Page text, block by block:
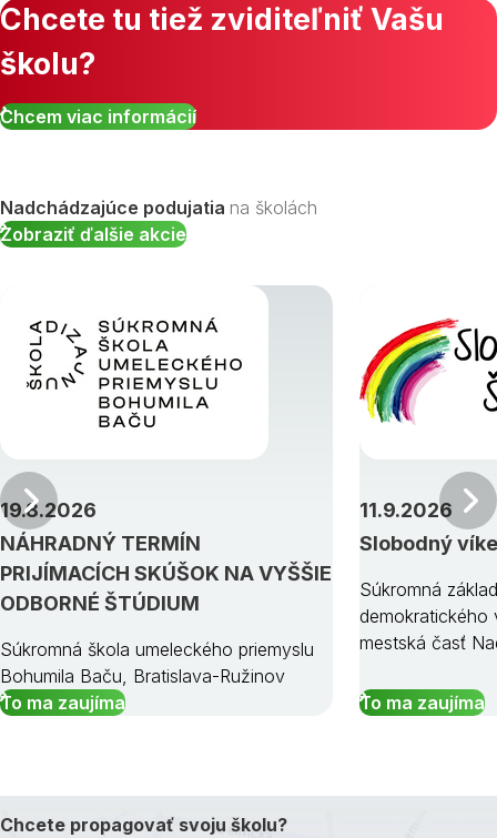
Chcete tu tiež zviditeľniť Vašu
školu?
Chcem viac informácií
Nadchádzajúce podujatia na školách
Zobraziť ďalšie akcie
NÁHRADNÝ TERMÍN
PRIJÍMACÍCH SKÚŠOK NA VYŠŠIE
ODBORNÉ ŠTÚDIUM
19.8.2026
Súkromná škola umeleckého priemyslu
Bohumila Baču, Bratislava-Ružinov
To ma zaujíma
Slobodný
11.9.2026
Súkromná
demokratického
mestská časť
To ma zaujíma
Predchádzajúci
Chcete propagovať svoju školu?